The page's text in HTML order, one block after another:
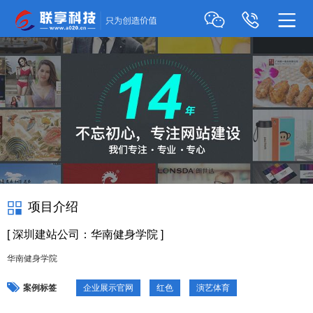
项目介绍
[ 深圳建站公司：华南健身学院 ]
华南健身学院
案例标签 企业展示官网 红色 演艺体育